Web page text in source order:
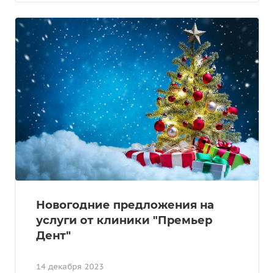
14 декабря 2023
Новогодние предложения на
услуги от клиники "Премьер
Дент"